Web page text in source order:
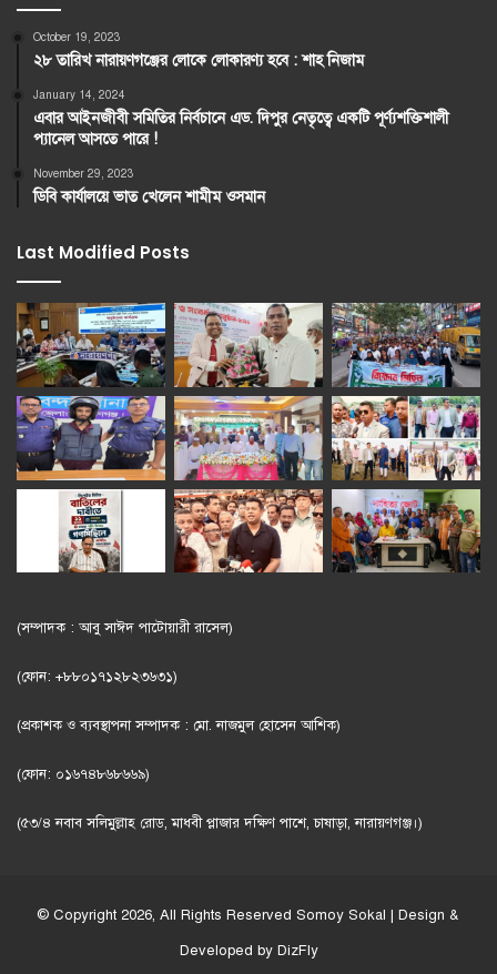
October 19, 2023
২৮ তারিখ নারায়ণগঞ্জের লোকে লোকারণ্য হবে : শাহ নিজাম
January 14, 2024
এবার আইনজীবী সমিতির নির্বচানে এড. দিপুর নেতৃত্বে একটি পূর্ণ্যশক্তিশালী
প্যানেল আসতে পারে !
November 29, 2023
ডিবি কার্যালয়ে ভাত খেলেন শামীম ওসমান
Last Modified Posts
(সম্পাদক : আবু সাঈদ পাটোয়ারী রাসেল)
(ফোন: +৮৮০১৭১২৮২৩৬৩১)
(প্রকাশক ও ব্যবস্থাপনা সম্পাদক : মো. নাজমুল হোসেন আশিক)
(ফোন: ০১৬৭৪৮৬৮৬৬৯)
(৫৩/৪ নবাব সলিমুল্লাহ রোড, মাধবী প্লাজার দক্ষিণ পাশে, চাষাড়া, নারায়ণগঞ্জ।)
© Copyright 2026, All Rights Reserved Somoy Sokal | Design &
Developed by DizFly